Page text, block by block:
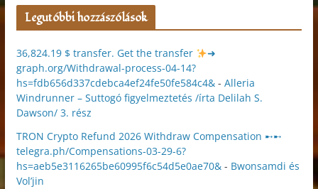
Legutóbbi hozzászólások
36,824.19 $ transfer. Get the transfer
➜
graph.org/Withdrawal-process-04-14?
hs=fdb656d337cdebca4ef24fe50fe584c4&- Alleria
Windrunner – Suttogó figyelmeztetés /írta Delilah S.
Dawson/ 3. rész
TRON Crypto Refund 2026 Withdraw Compensation ➸➸
telegra.ph/Compensations-03-29-6?
hs=aeb5e3116265be60995f6c54d5e0ae70&- Bwonsamdi és
Vol’jin